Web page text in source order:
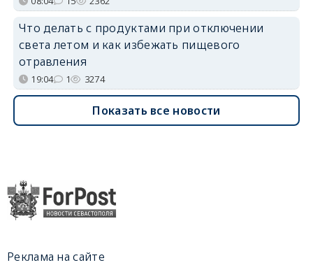
Что делать с продуктами при отключении
света летом и как избежать пищевого
отравления
19:04 1 3274
Показать все новости
Реклама на сайте